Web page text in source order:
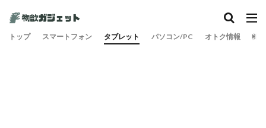
トップ スマートフォン タブレット パソコン/PC オトク情報 旅
カテゴリー